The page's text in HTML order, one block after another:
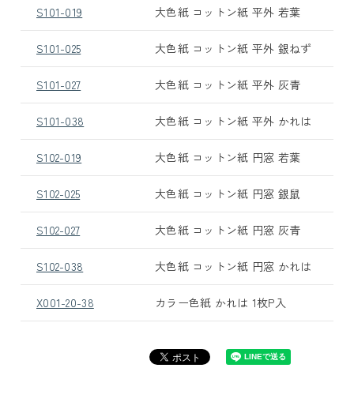
S101-019 大色紙 コットン紙 平外 若葉
S101-025 大色紙 コットン紙 平外 銀ねず
S101-027 大色紙 コットン紙 平外 灰青
S101-038 大色紙 コットン紙 平外 かれは
S102-019 大色紙 コットン紙 円窓 若葉
S102-025 大色紙 コットン紙 円窓 銀鼠
S102-027 大色紙 コットン紙 円窓 灰青
S102-038 大色紙 コットン紙 円窓 かれは
X001-20-38 カラー色紙 かれは 1枚P入